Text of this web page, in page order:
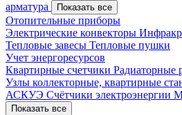
арматура
Показать все
Отопительные приборы
Электрические конвекторы
Тепловые завесы Тепловые пушки
Учет энергоресурсов
Квартирные счетчики Радиаторные
Узлы коллекторные, квартирные
АСКУЭ Счётчики электроэнергии
Показать все